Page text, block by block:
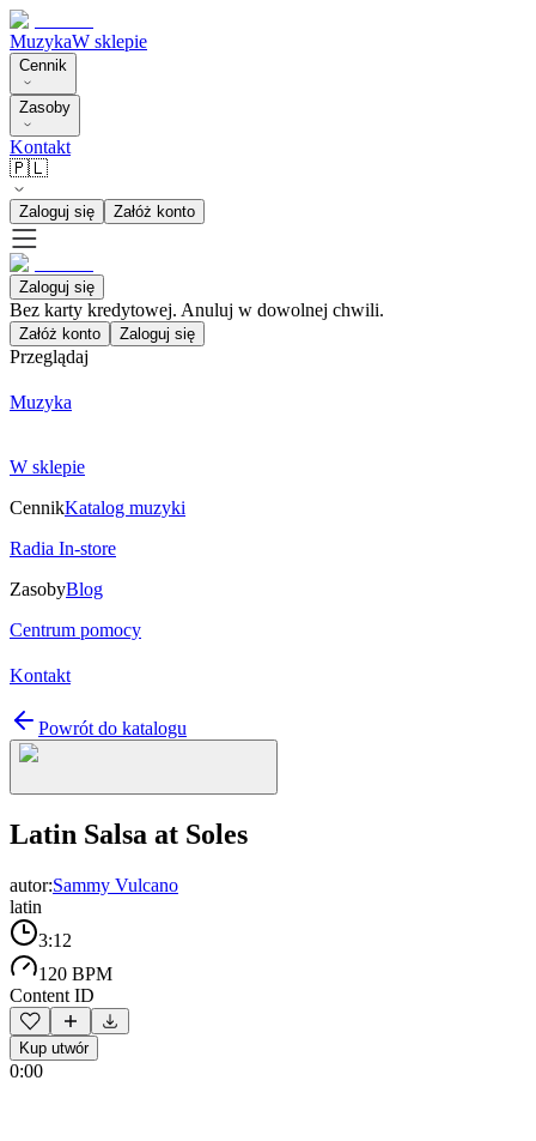
MuzykaW sklepie
Cennik
Zasoby
Kontakt
🇵🇱
Zaloguj się Załóż konto
Zaloguj się
Bez karty kredytowej. Anuluj w dowolnej chwili.
Załóż konto Zaloguj się
Przeglądaj
Muzyka
W sklepie
CennikKatalog muzyki
Radia In-store
ZasobyBlog
Centrum pomocy
Kontakt
Powrót do katalogu
Latin Salsa at Soles
autor:Sammy Vulcano
latin
3:12
120 BPM
Content ID
Kup utwór
0:00